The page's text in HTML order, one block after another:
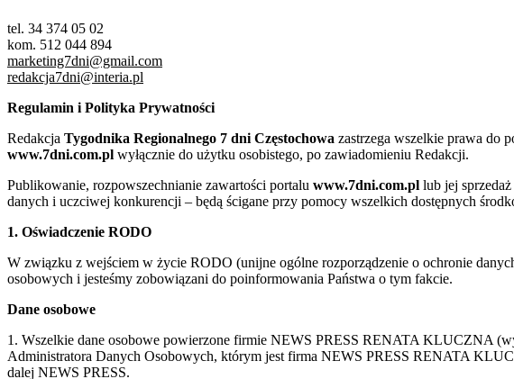
tel. 34 374 05 02
kom. 512 044 894
marketing7dni@gmail.com
redakcja7dni@interia.pl
Regulamin i Polityka Prywatności
Redakcja Tygodnika Regionalnego 7 dni Częstochowa zastrzega wszelkie prawa do
www.7dni.com.pl wyłącznie do użytku osobistego, po zawiadomieniu Redakcji.
Publikowanie, rozpowszechnianie zawartości portalu www.7dni.com.pl lub jej
danych i uczciwej konkurencji – będą ścigane przy pomocy wszelkich dostępnych
1. Oświadczenie RODO
W związku z wejściem w życie RODO (unijne ogólne rozporządzenie o ochronie
osobowych i jesteśmy zobowiązani do poinformowania Państwa o tym fakcie.
Dane osobowe
1. Wszelkie dane osobowe powierzone firmie NEWS PRESS RENATA KLUCZNA
Administratora Danych Osobowych, którym jest firma NEWS PRESS RENATA
dalej NEWS PRESS.